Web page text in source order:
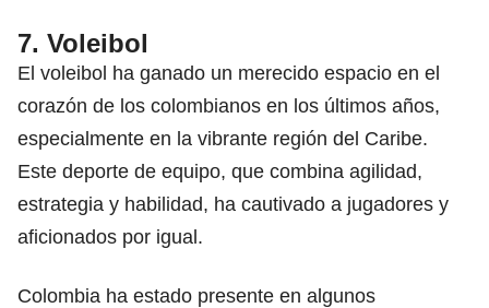
7. Voleibol
El voleibol ha ganado un merecido espacio en el
corazón de los colombianos en los últimos años,
especialmente en la vibrante región del Caribe.
Este deporte de equipo, que combina agilidad,
estrategia y habilidad, ha cautivado a jugadores y
aficionados por igual.
Colombia ha estado presente en algunos